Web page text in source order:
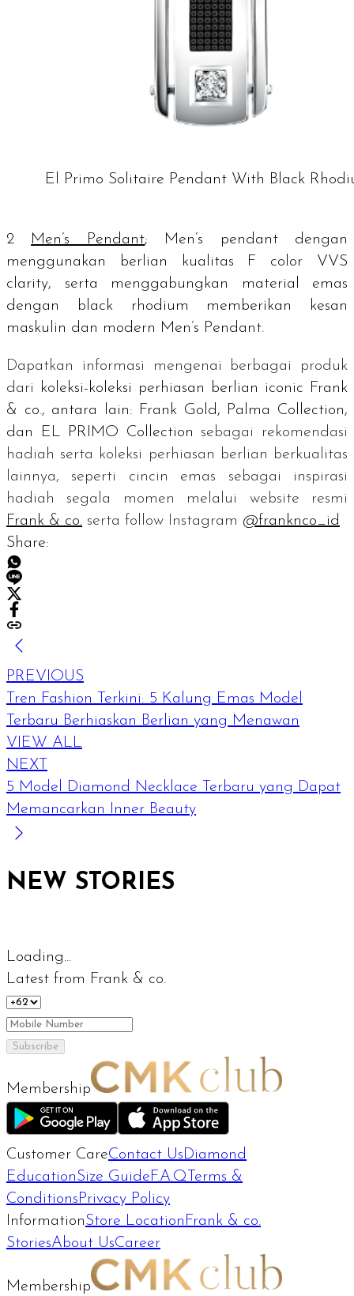
El Primo Solitaire Pendant With Black
2 Men’s Pendant; Men’s pendant dengan
menggunakan berlian kualitas F color VVS
clarity, serta menggabungkan material emas
dengan black rhodium memberikan kesan
maskulin dan modern Men’s Pendant.
Dapatkan informasi mengenai berbagai produk
dari koleksi-koleksi perhiasan berlian iconic Frank
& co., antara lain: Frank Gold, Palma Collection,
dan EL PRIMO Collection sebagai rekomendasi
hadiah serta koleksi perhiasan berlian berkualitas
lainnya, seperti cincin emas sebagai inspirasi
hadiah segala momen melalui website resmi
Frank & co. serta follow Instagram @franknco_id
Share:
PREVIOUS
Tren Fashion Terkini: 5 Kalung Emas Model
Terbaru Berhiaskan Berlian yang Menawan
VIEW ALL
NEXT
5 Model Diamond Necklace Terbaru yang Dapat
Memancarkan Inner Beauty
NEW STORIES
Loading...
Latest from Frank & co.
Subscribe
Membership
Customer CareContact UsDiamond
EducationSize GuideF.A.Q Terms &
ConditionsPrivacy Policy
InformationStore Location Frank & co.
StoriesAbout UsCareer
Membership